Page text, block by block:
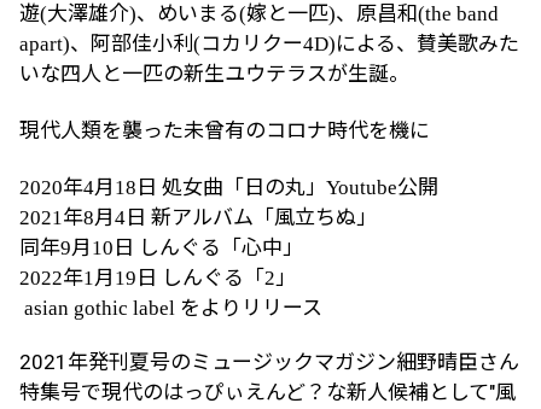
遊(大澤雄介)、めいまる(嫁と一匹)、原昌和(the band
apart)、阿部佳小利(コカリクー4D)による、賛美歌みた
いな四人と一匹の新生ユウテラスが生誕。
現代人類を襲った未曾有のコロナ時代を機に
2020年4月 18 日 処女曲「日の丸」 Youtube公開
2021年8月4 日 新アルバム「風立ちぬ」
同年9月 10 日 しんぐる「心中」
2022年1月 19 日 しんぐる「 2」
asian gothic label をよりリリース
2021年発刊夏号のミュージックマガジン細野晴臣さん
特集号で現代のはっぴぃえんど？な新人候補として"風